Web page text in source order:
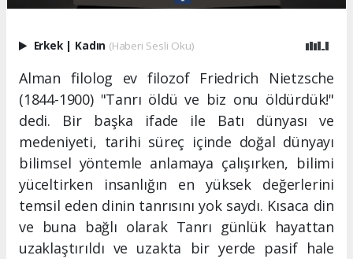
Erkek | Kadın (Haberi Sesli Oku)
Alman filolog ev filozof Friedrich Nietzsche
(1844-1900) "Tanrı öldü ve biz onu öldürdük!"
dedi. Bir başka ifade ile Batı dünyası ve
medeniyeti, tarihi süreç içinde doğal dünyayı
bilimsel yöntemle anlamaya çalışırken, bilimi
yüceltirken insanlığın en yüksek değerlerini
temsil eden dinin tanrısını yok saydı. Kısaca din
ve buna bağlı olarak Tanrı günlük hayattan
uzaklaştırıldı ve uzakta bir yerde pasif hale